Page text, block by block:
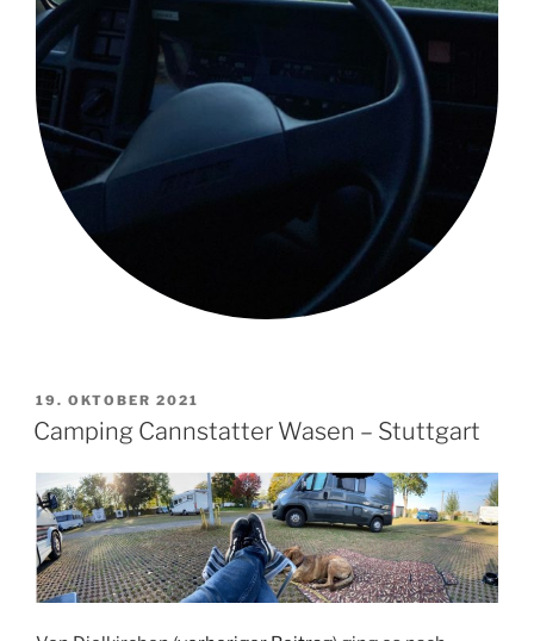
VERÖFFENTLICHT
AM
19. OKTOBER 2021
Camping Cannstatter Wasen – Stuttgart